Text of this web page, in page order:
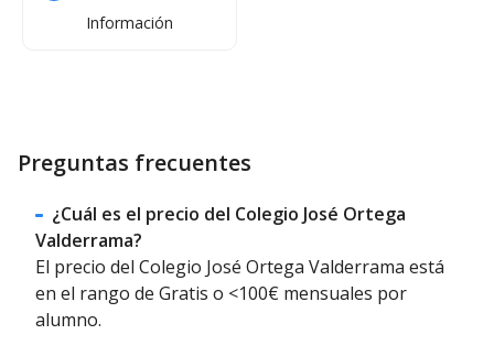
Información
Preguntas frecuentes
¿Cuál es el precio del Colegio José Ortega
Valderrama?
El precio del Colegio José Ortega Valderrama está
en el rango de Gratis o <100€ mensuales por
alumno.